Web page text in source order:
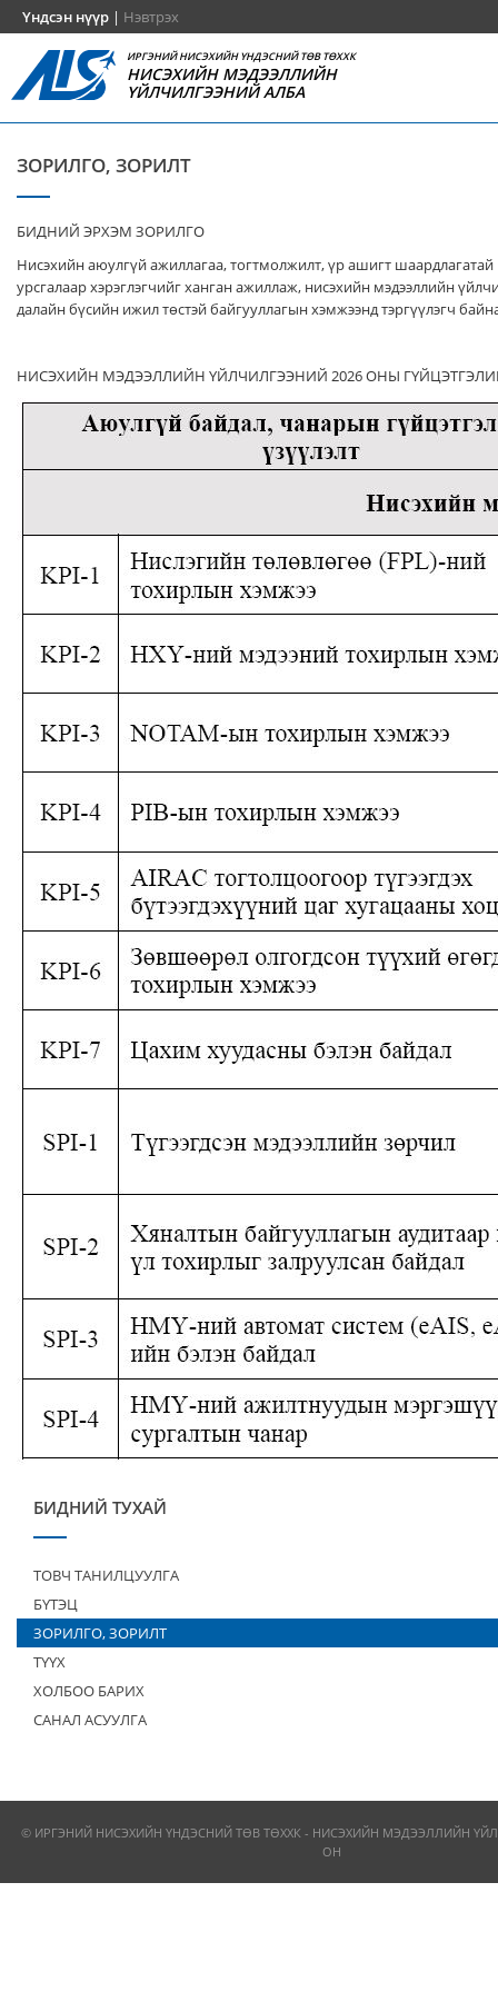
Үндсэн нүүр | Нэвтрэх
ИРГЭНИЙ НИСЭХИЙН ҮНДЭСНИЙ ТӨВ ТӨХХК
НИСЭХИЙН МЭДЭЭЛЛИЙН
ҮЙЛЧИЛГЭЭНИЙ АЛБА
ЗОРИЛГО, ЗОРИЛТ
БИДНИЙ ЭРХЭМ ЗОРИЛГО
Нисэхийн аюулгүй ажиллагаа, тогтмолжилт, үр ашигт шаардлагатай
урсгалаар хэрэглэгчийг ханган ажиллаж, нисэхийн мэдээллийн
далайн бүсийн ижил төстэй байгууллагын хэмжээнд тэргүүлэгч
НИСЭХИЙН МЭДЭЭЛЛИЙН ҮЙЛЧИЛГЭЭНИЙ 2026 ОНЫ
БИДНИЙ ТУХАЙ
ТОВЧ ТАНИЛЦУУЛГА
БҮТЭЦ
ЗОРИЛГО, ЗОРИЛТ
ТҮҮХ
ХОЛБОО БАРИХ
САНАЛ АСУУЛГА
© ИРГЭНИЙ НИСЭХИЙН ҮНДЭСНИЙ ТӨВ ТӨХХК - НИСЭХИЙН МЭДЭЭЛЛИЙН
ОН